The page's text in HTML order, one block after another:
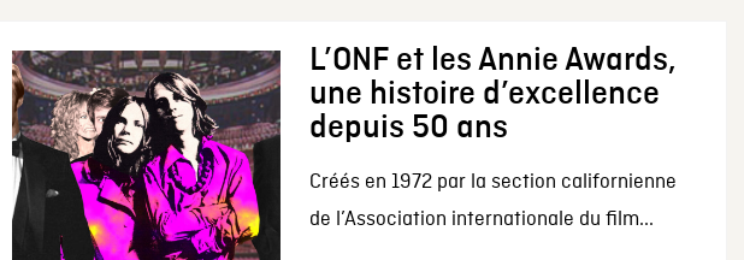
L’ONF et les Annie Awards,
une histoire d’excellence
depuis 50 ans
Créés en 1972 par la section californienne
de l’Association internationale du film...